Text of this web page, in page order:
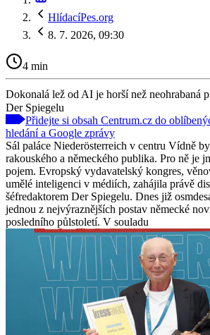
HlídacíPes.org
8. 7. 2026, 09:30
4 min
Dokonalá lež od AI je horší než neohrabaná
Der Spiegelu
Přidejte si obsah Centrum.cz do
hledání a Google zprávy
Sál paláce Niederösterreich v centru Vídně
rakouského a německého publika. Pro ně je
pojem. Evropský vydavatelský kongres,
umělé inteligenci v médiích, zahájila právě
šéfredaktorem Der Spiegelu. Dnes již
jednou z nejvýraznějších postav německé
posledního půlstoletí. V souladu